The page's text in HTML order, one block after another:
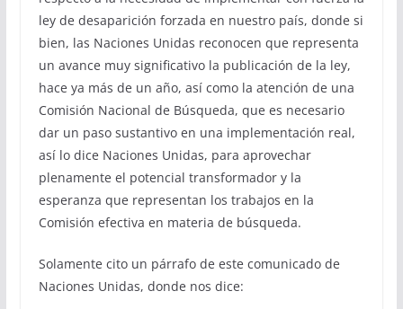
ley de desaparición forzada en nuestro país, donde si
bien, las Naciones Unidas reconocen que representa
un avance muy significativo la publicación de la ley,
hace ya más de un año, así como la atención de una
Comisión Nacional de Búsqueda, que es necesario
dar un paso sustantivo en una implementación real,
así lo dice Naciones Unidas, para aprovechar
plenamente el potencial transformador y la
esperanza que representan los trabajos en la
Comisión efectiva en materia de búsqueda.
Solamente cito un párrafo de este comunicado de
Naciones Unidas, donde nos dice: